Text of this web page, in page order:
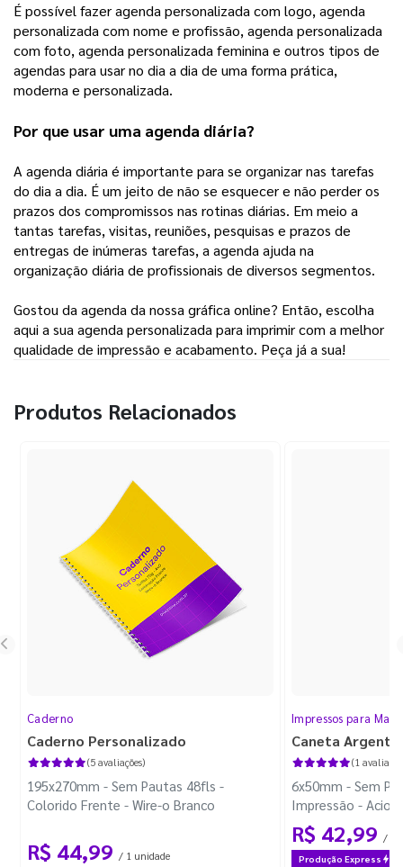
É possível fazer agenda personalizada com logo, agenda
personalizada com nome e profissão, agenda personalizada
com foto, agenda personalizada feminina e outros tipos de
agendas para usar no dia a dia de uma forma prática,
moderna e personalizada.
Por que usar uma agenda diária?
A agenda diária é importante para se organizar nas tarefas
do dia a dia. É um jeito de não se esquecer e não perder os
prazos dos compromissos nas rotinas diárias. Em meio a
tantas tarefas, visitas, reuniões, pesquisas e prazos de
entregas de inúmeras tarefas, a agenda ajuda na
organização diária de profissionais de diversos segmentos.
Gostou da agenda da nossa gráfica online? Então, escolha
aqui a sua agenda personalizada para imprimir com a melhor
qualidade de impressão e acabamento. Peça já a sua!
Produtos Relacionados
Caderno
Caderno Personalizado
(5 avaliações)
195x270mm - Sem Pautas 48fls -
Colorido Frente - Wire-o Branco
R$ 44,99 / 1 unidade
Impressos para
Caneta
(1
6x50mm - Sem
Impressão -
R$ 42,99 / 10
Produção Express